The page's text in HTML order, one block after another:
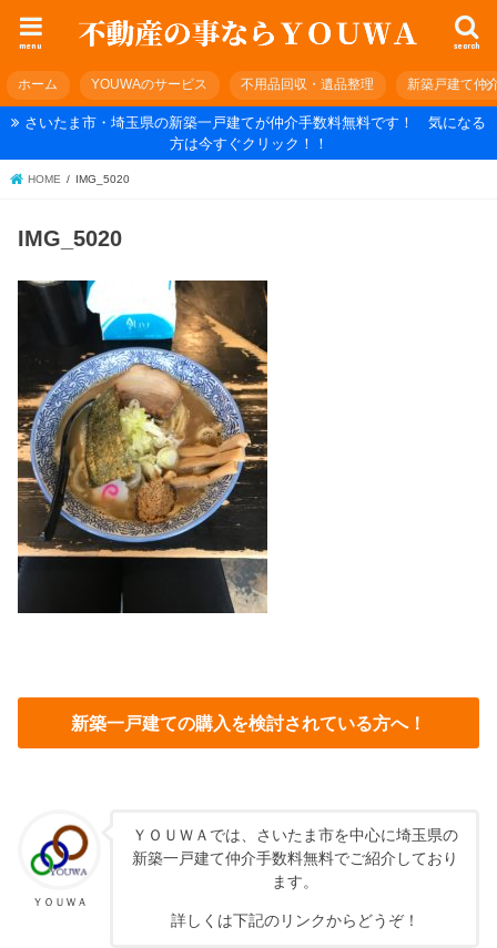
search
menu
ホーム YOUWAのサービス 不用品回収・遺品整理 新築戸建て仲
さいたま市・埼玉県の新築一戸建てが仲介手数料無料です！ 気になる
方は今すぐクリック！！
HOME IMG_5020
IMG_5020
新築一戸建ての購入を検討されている方へ！
ＹＯＵＷＡ
ＹＯＵＷＡでは、さいたま市を中心に埼玉県の
新築一戸建て仲介手数料無料でご紹介しており
ます。
詳しくは下記のリンクからどうぞ！